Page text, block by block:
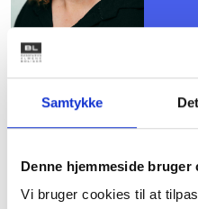
Samtykke
Denne hjemmeside bruger
Vi bruger cookies til at
Mødet er for
kredsens
du er allerede
Det er ikke